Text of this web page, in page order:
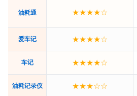
油耗通 ★★★★☆
爱车记 ★★★★☆
车记 ★★★★☆
油耗记录仪 ★★★☆☆